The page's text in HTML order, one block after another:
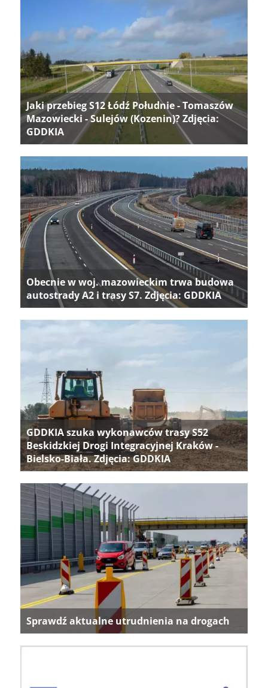
Jaki przebieg S12 Łódź Południe - Tomaszów
Mazowiecki - Sulejów (Kozenin)? Zdjęcia:
GDDKIA
Obecnie w woj. mazowieckim trwa budowa
autostrady A2 i trasy S7. Zdjęcia: GDDKIA
GDDKIA szuka wykonawców trasy S52
Beskidzkiej Drogi Integracyjnej Kraków -
Bielsko-Biała. Zdjęcia: GDDKIA
Sprawdź aktualne utrudnienia na drogach